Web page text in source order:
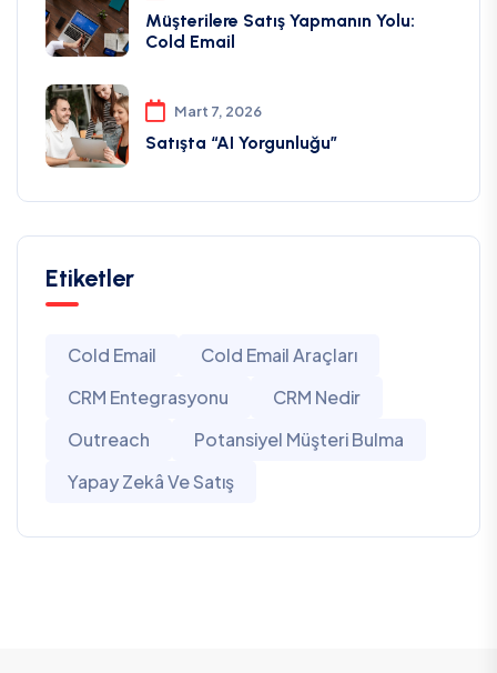
Müşterilere Satış Yapmanın Yolu:
Cold Email
Mart 7, 2026
Satışta “AI Yorgunluğu”
Etiketler
Cold Email
Cold Email Araçları
CRM Entegrasyonu
CRM Nedir
Outreach
Potansiyel Müşteri Bulma
Yapay Zekâ Ve Satış